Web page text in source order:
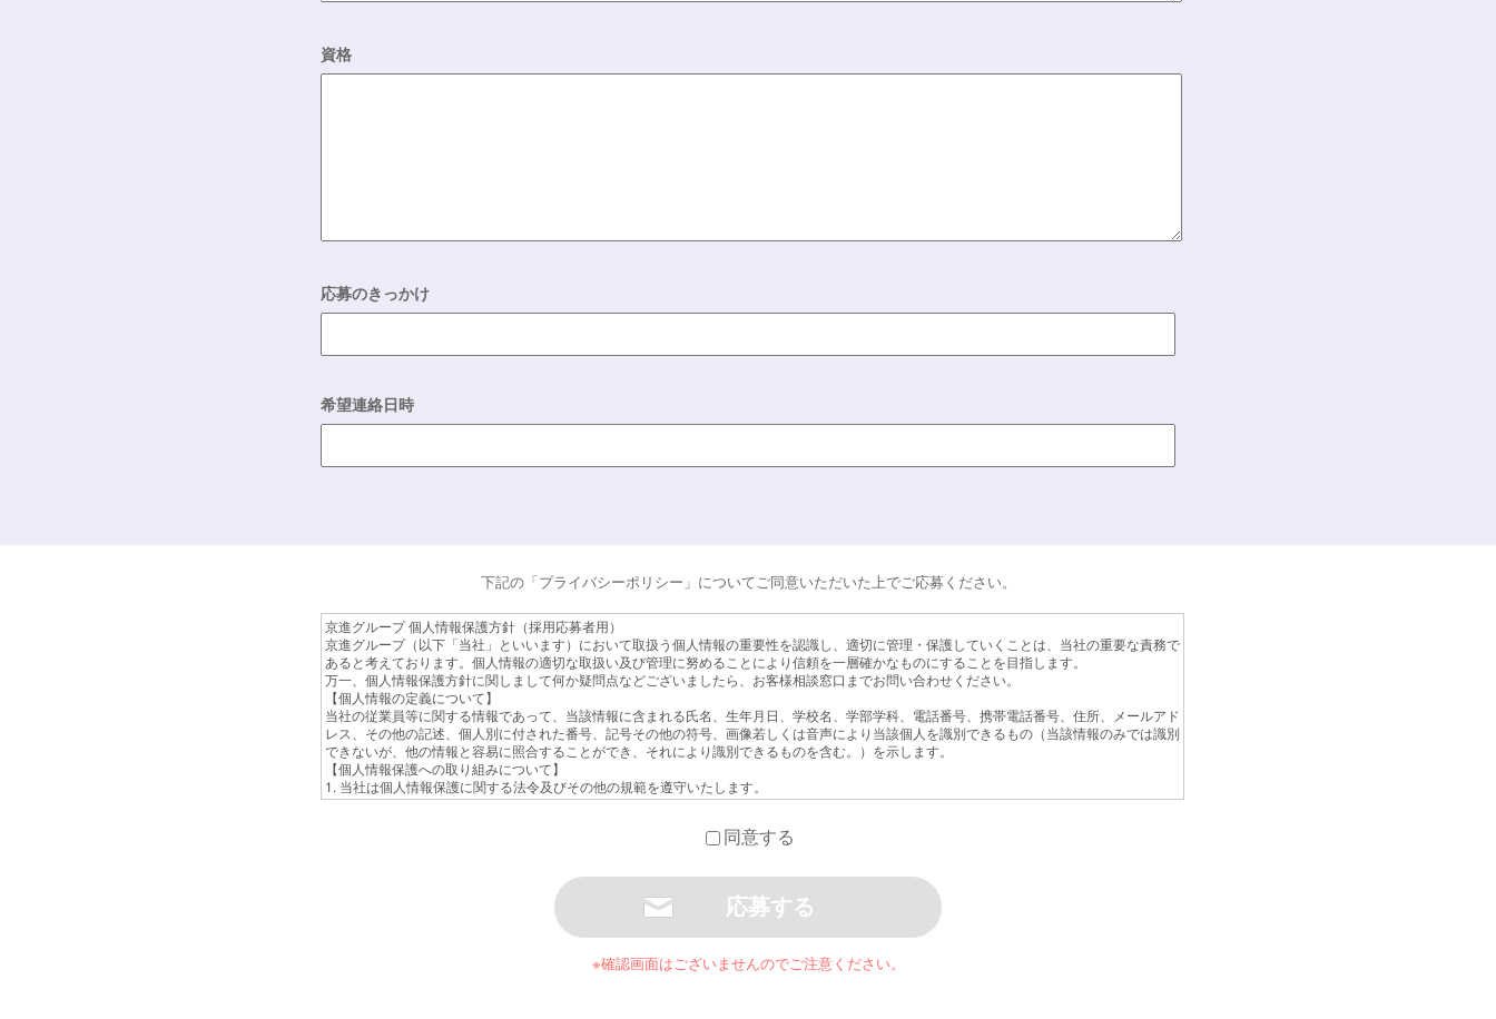
資格
応募のきっかけ
希望連絡日時
下記の「プライバシーポリシー」についてご同意いただいた上でご応募ください。
京進グループ 個人情報保護方針（採用応募者用）
京進グループ（以下「当社」といいます）において取扱う個人情報の重要性を認識し、適切に管理・保護していくことは、当社の重要な責務で
あると考えております。個人情報の適切な取扱い及び管理に努めることにより信頼を一層確かなものにすることを目指します。
万一、個人情報保護方針に関しまして何か疑問点などございましたら、お客様相談窓口までお問い合わせください。
【個人情報の定義について】
当社の従業員等に関する情報であって、当該情報に含まれる氏名、生年月日、学校名、学部学科、電話番号、携帯電話番号、住所、メールアド
レス、その他の記述、個人別に付された番号、記号その他の符号、画像若しくは音声により当該個人を識別できるもの（当該情報のみでは識別
できないが、他の情報と容易に照合することができ、それにより識別できるものを含む。）を示します。
【個人情報保護への取り組みについて】
1. 当社は個人情報保護に関する法令及びその他の規範を遵守いたします。
2. 当社は個人情報への不正アクセス、個人情報の紛失、破壊、改ざん及び漏洩などの予防並びに是正を行うために、個人情報保護計画の継続
当社は、採用応募者の履歴書及び応募書類を含む個人情報を採用選考、入社手続きの目的で取得・利用し、その範囲を超えた取り扱いは致しま
採用応募者より提出のあった個人情報は、当社の採用担当者及び面接担当者以外が取り扱うことはありません。ご提出いただいた履歴書及び応
もと安全対策を講じ、適切かつ厳重に管理致します。
同意する
※確認画面はございませんのでご注意ください。